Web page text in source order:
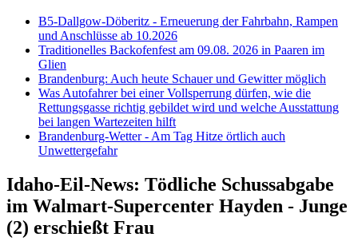
B5-Dallgow-Döberitz - Erneuerung der Fahrbahn, Rampen
und Anschlüsse ab 10.2026
Traditionelles Backofenfest am 09.08. 2026 in Paaren im
Glien
Brandenburg: Auch heute Schauer und Gewitter möglich
Was Autofahrer bei einer Vollsperrung dürfen, wie die
Rettungsgasse richtig gebildet wird und welche Ausstattung
bei langen Wartezeiten hilft
Brandenburg-Wetter - Am Tag Hitze örtlich auch
Unwettergefahr
Idaho-Eil-News: Tödliche Schussabgabe
im Walmart-Supercenter Hayden - Junge
(2) erschießt Frau